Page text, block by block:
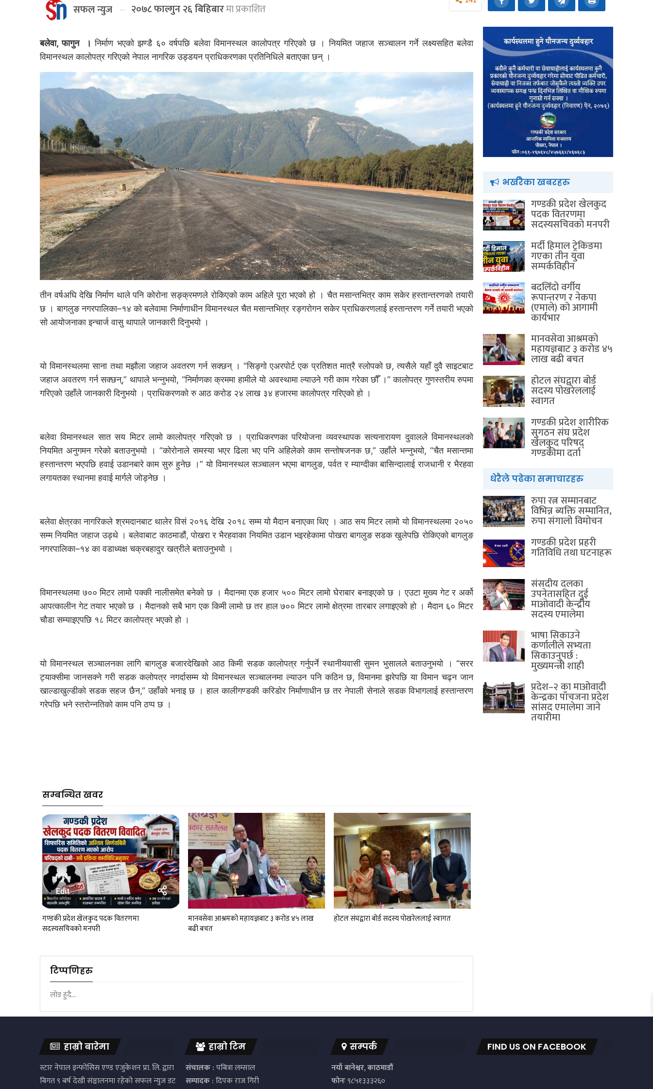
सफल न्युज २०७८ फाल्गुन २६ बिहिबारमा प्रकाशित
बलेवा, फागुन । निर्माण भएको झण्डै ६० वर्षपछि बलेवा विमानस्थल कालोपत्र गरिएको छ । नियमित जहाज सञ्चालन गर्ने लक्ष्यसहित बलेवा
विमानस्थल कालोपत्र गरिएको नेपाल नागरिक उड्डयन प्राधिकरणका प्रतिनिधिले बताएका छन् ।
तीन वर्षअघि देखि निर्माण थाले पनि कोरोना सङ्क्रमणले रोकिएको काम अहिले पूरा भएको हो । चैत मसान्तभित्र काम सकेर हस्तान्तरणको तयारी
छ । बागलुङ नगरपालिका–१४ को बलेवामा निर्माणाधीन विमानस्थल चैत मसान्तभित्र रङ्गरोगन सकेर प्राधिकरणलाई हस्तान्तरण गर्ने तयारी भएको
सो आयोजनाका इन्चार्ज वासु थापाले जानकारी दिनुभयो ।
यो विमानस्थलमा साना तथा मझौला जहाज अवतरण गर्न सक्छन् । “सिङ्गो एअरपोर्ट एक प्रतिशत मात्रै स्लोपको छ, त्यसैले यहाँ दुवै साइटबाट
जहाज अवतरण गर्न सक्छन्,” थापाले भन्नुभयो, “निर्माणका क्रममा हामीले यो अवस्थामा ल्याउने गरी काम गरेका छौँ ।” कालोपत्र गुणस्तरीय रुपमा
गरिएको उहाँले जानकारी दिनुभयो । प्राधिकरणको रु आठ करोड २४ लाख ३४ हजारमा कालोपत्र गरिएको हो ।
बलेवा विमानस्थल सात सय मिटर लामो कालोपत्र गरिएको छ । प्राधिकरणका परियोजना व्यवस्थापक सत्यनारायण दुवालले विमानस्थलको
नियमित अनुगमन गरेको बताउनुभयो । “कोरोनाले समस्या भएर ढिला भए पनि अहिलेको काम सन्तोषजनक छ,” उहाँले भन्नुभयो, “चैत मसान्तमा
हस्तान्तरण भएपछि हवाई उडानबारे काम सुरु हुनेछ ।” यो विमानस्थल सञ्चालन भएमा बागलुङ, पर्वत र म्याग्दीका बासिन्दालाई राजधानी र भैरहवा
लगायतका स्थानमा हवाई मार्गले जोड्नेछ ।
बलेवा क्षेत्रका नागरिकले श्रमदानबाट थालेर विसं २०१६ देखि २०१८ सम्म यो मैदान बनाएका थिए । आठ सय मिटर लामो यो विमानस्थलमा २०५०
सम्म नियमित जहाज उड्थे । बलेवाबाट काठमाडौं, पोखरा र भैरहवाका नियमित उडान भइरहेकामा पोखरा बागलुङ सडक खुलेपछि रोकिएको बागलुङ
नगरपालिका–१४ का वडाध्यक्ष चक्रबहादुर खत्रीले बताउनुभयो ।
विमानस्थलमा ७०० मिटर लामो पक्की नालीसमेत बनेको छ । मैदानमा एक हजार ५०० मिटर लामो घेराबार बनाइएको छ । एउटा मुख्य गेट र अर्को
आपत्कालीन गेट तयार भएको छ । मैदानको सबै भाग एक किमी लामो छ तर हाल ७०० मिटर लामो क्षेत्रमा तारबार लगाइएको हो । मैदान ६० मिटर
चौडा सम्याइएपछि १८ मिटर कालोपत्र भएको हो ।
यो विमानस्थल सञ्चालनका लागि बागलुङ बजारदेखिको आठ किमी सडक कालोपत्र गर्नुपर्ने स्थानीयवासी सुमन भुसालले बताउनुभयो । “सरर
ट्याक्सीमा जानसक्ने गरी सडक कलोपत्र नगर्दासम्म यो विमानस्थल सञ्चालनमा ल्याउन पनि कठिन छ, विमानमा झरेपछि या विमान चढ्न जान
खाल्डाखुल्डीको सडक सहज छैन,” उहाँको भनाइ छ । हाल कालीगण्डकी करिडोर निर्माणाधीन छ तर नेपाली सेनाले सडक विभागलाई हस्तान्तरण
गरेपछि भने स्तरोन्नतिको काम पनि ठप्प छ ।
सम्बन्धित खवर
गण्डकी प्रदेश खेलकुद पदक वितरणमा
सदस्यसचिवकाे मनपरी
मानवसेवा आश्रमकाे‌ महायज्ञबाट ३ करोड ४५ लाख
बढी बचत
होटल संघद्वारा बोर्ड सदस्य पोखरेललाई स्वागत
टिप्पणिहरु
लोड हुदै...
भर्खरैका खबरहरु
गण्डकी प्रदेश खेलकुद
पदक वितरणमा
सदस्यसचिवकाे मनपरी
मर्दी हिमाल ट्रेकिङमा
गएका तीन युवा
सम्पर्कविहीन
बदलिँदो वर्गीय
रूपान्तरण र नेकपा
(एमाले) को आगामी
कार्यभार
मानवसेवा आश्रमकाे‌
महायज्ञबाट ३ करोड ४५
लाख बढी बचत
होटल संघद्वारा बोर्ड
सदस्य पोखरेललाई
स्वागत
गण्डकी प्रदेश शारीरिक
सुगठन संघ प्रदेश
खेलकुद परिषद्
गण्डकीमा दर्ता
धेरैले पढेका समाचारहरु
रुपा रत्न सम्मानबाट
विभिन्न ब्यक्ति सम्मानित,
रुपा संगालो विमोचन
गण्डकी प्रदेश प्रहरी
गतिविधि तथा घटनाहरू
संसदीय दलका
उपनेतासहित दुई
माओवादी केन्द्रीय
सदस्य एमालेमा
भाषा सिकाउने
कर्णालीले सभ्यता
सिकाउनुपर्छ :
मुख्यमन्त्री शाही
प्रदेश–२ का माओवादी
केन्द्रका पाँचजना प्रदेश
सांसद एमालेमा जाने
तयारीमा
हाम्रो बारेमा
स्टार नेपाल इन्फोसिस एण्ड एजुकेशन प्रा. लि. द्वारा
बिगत ९ बर्ष देखी संञ्चालनमा रहेको सफल न्युज डट
हाम्रो टिम
संचालक :पबित्रा लम्साल
सम्पादक :दिपक राज गिरी
सम्पर्क
नयाँ बानेश्वर, काठमाडौं
फोनः९८५१३३३२६०
FIND US ON FACEBOOK